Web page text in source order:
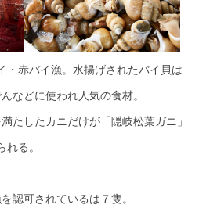
・赤バイ漁。水揚げされたバイ貝は
などに使われ人気の食材。
たしたカニだけが「隠岐松葉ガニ」
れる。
認可されているは７隻。